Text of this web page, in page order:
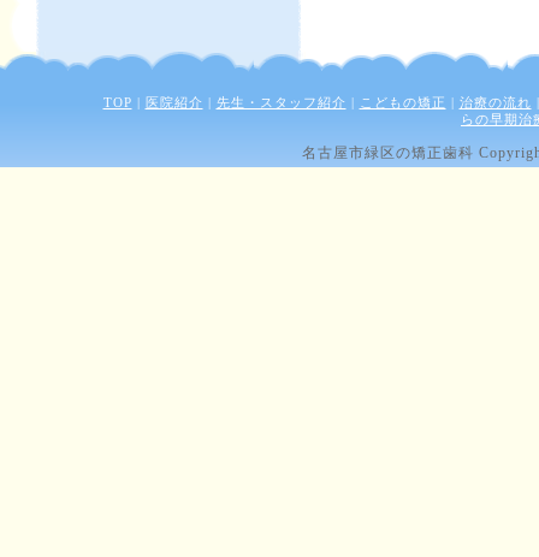
TOP | 医院紹介 | 先生・スタッフ紹介 | こどもの矯正 | 治療の流れ |
らの早期治
名古屋市緑区の矯正歯科